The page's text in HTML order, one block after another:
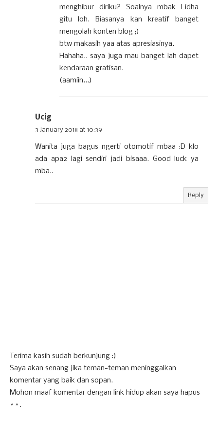
menghibur diriku? Soalnya mbak Lidha
gitu loh. Biasanya kan kreatif banget
mengolah konten blog ;)
btw makasih yaa atas apresiasinya.
Hahaha.. saya juga mau banget lah dapet
kendaraan gratisan.
(aamiin...)
Ucig
3 January 2018 at 10:39
Wanita juga bagus ngerti otomotif mbaa :D klo
ada apa2 lagi sendiri jadi bisaaa. Good luck ya
mba..
Reply
Terima kasih sudah berkunjung :)
Saya akan senang jika teman-teman meninggalkan
komentar yang baik dan sopan.
Mohon maaf komentar dengan link hidup akan saya hapus
^^.